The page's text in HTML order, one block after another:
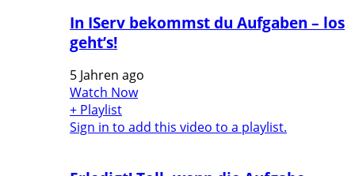
In IServ bekommst du Aufgaben – los
geht’s!
5 Jahren ago
Watch Now
+ Playlist
Sign in to add this video to a playlist.